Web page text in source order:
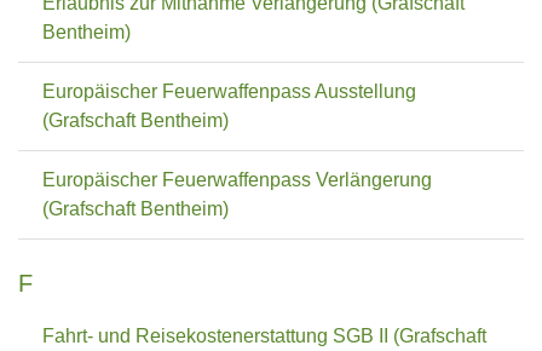
Bentheim)
Europäischer Feuerwaffenpass Ausstellung
(Grafschaft Bentheim)
Europäischer Feuerwaffenpass Verlängerung
(Grafschaft Bentheim)
F
Fahrt- und Reisekostenerstattung SGB II (Grafschaft